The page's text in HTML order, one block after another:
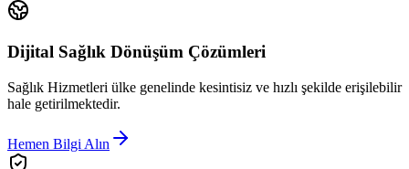
Dijital Sağlık Dönüşüm Çözümleri
Sağlık Hizmetleri ülke genelinde kesintisiz ve hızlı şekilde erişilebilir
hale getirilmektedir.
Hemen Bilgi Alın